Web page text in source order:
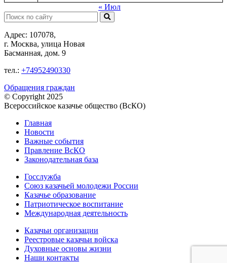
« Июл
Поиск:
Адрес: 107078,
г. Москва, улица Новая
Басманная, дом. 9
тел.: +74952490330
Обращения граждан
© Copyright 2025
Всероссийское казачье общество (ВсКО)
Главная
Новости
Важные события
Правление ВсКО
Законодательная база
Госслужба
Союз казачьей молодежи России
Казачье образование
Патриотическое воспитание
Международная деятельность
Казачьи организации
Реестровые казачьи войска
Духовные основы жизни
Наши контакты